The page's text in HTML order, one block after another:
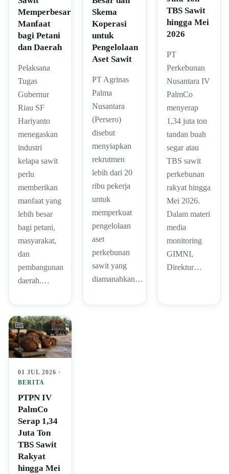
Memperbesar
Manfaat
bagi Petani
dan Daerah
Pelaksana
Tugas
Gubernur
Riau SF
Hariyanto
menegaskan
industri
kelapa sawit
perlu
memberikan
manfaat yang
lebih besar
bagi petani,
masyarakat,
dan
pembangunan
daerah.…
Skema
Koperasi
untuk
Pengelolaan
Aset Sawit
PT Agrinas
Palma
Nusantara
(Persero)
disebut
menyiapkan
rekrutmen
lebih dari 20
ribu pekerja
untuk
memperkuat
pengelolaan
aset
perkebunan
sawit yang
diamanahkan…
TBS Sawit
hingga Mei
2026
PT
Perkebunan
Nusantara IV
PalmCo
menyerap
1,34 juta ton
tandan buah
segar atau
TBS sawit
perkebunan
rakyat hingga
Mei 2026.
Dalam materi
media
monitoring
GIMNI,
Direktur…
01 JUL 2026 ·
BERITA
PTPN IV
PalmCo
Serap 1,34
Juta Ton
TBS Sawit
Rakyat
hingga Mei